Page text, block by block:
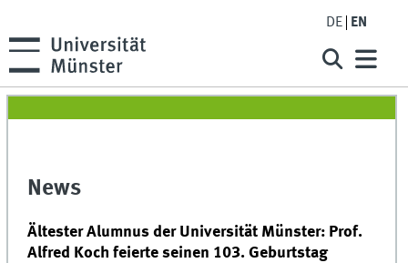
DE EN
News
Ältester Alumnus der Universität Münster: Prof.
Alfred Koch feierte seinen 103. Geburtstag